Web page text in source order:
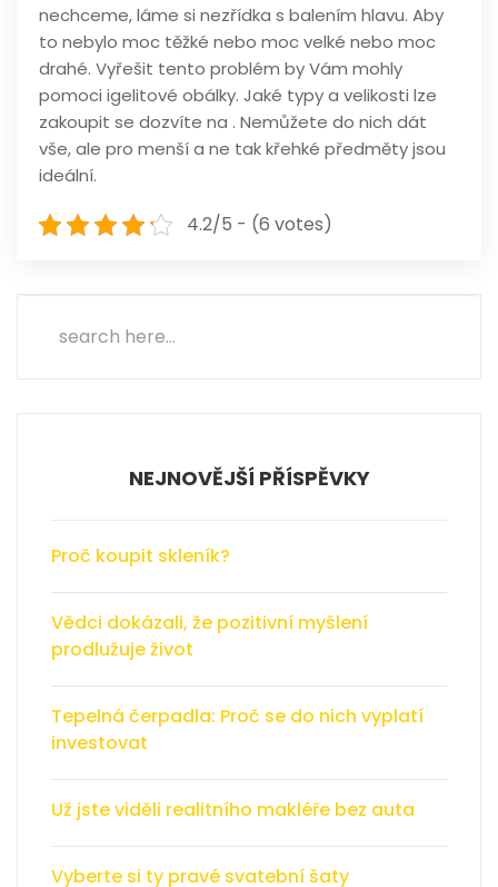
nechceme, láme si nezřídka s balením hlavu. Aby
to nebylo moc těžké nebo moc velké nebo moc
drahé. Vyřešit tento problém by Vám mohly
pomoci igelitové obálky. Jaké typy a velikosti lze
zakoupit se dozvíte na . Nemůžete do nich dát
vše, ale pro menší a ne tak křehké předměty jsou
ideální.
4.2/5 - (6 votes)
NEJNOVĚJŠÍ PŘÍSPĚVKY
Proč koupit skleník?
Vědci dokázali, že pozitivní myšlení
prodlužuje život
Tepelná čerpadla: Proč se do nich vyplatí
investovat
Už jste viděli realitního makléře bez auta
Vyberte si ty pravé svatební šaty